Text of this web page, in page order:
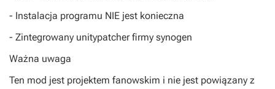
- Instalacja programu NIE jest konieczna
- Zintegrowany unitypatcher firmy synogen
Ważna uwaga
Ten mod jest projektem fanowskim i nie jest powiązany z